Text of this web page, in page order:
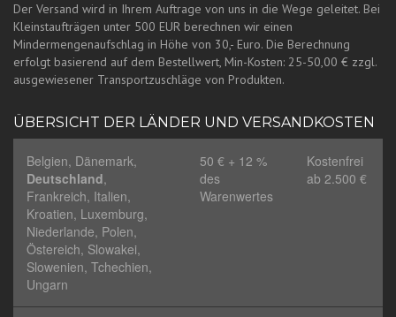
Der Versand wird in Ihrem Auftrage von uns in die Wege geleitet. Bei
Kleinstaufträgen unter 500 EUR berechnen wir einen
Mindermengenaufschlag in Höhe von 30,- Euro. Die Berechnung
erfolgt basierend auf dem Bestellwert, Min-Kosten: 25-50,00 € zzgl.
ausgewiesener Transportzuschläge von Produkten.
ÜBERSICHT DER LÄNDER UND VERSANDKOSTEN
Belgien, Dänemark,
Deutschland,
Frankreich, Italien,
Kroatien, Luxemburg,
Niederlande, Polen,
Östereich, Slowakei,
Slowenien, Tchechien,
Ungarn
50 € + 12 %
des
Warenwertes
Kostenfrei
ab 2.500 €